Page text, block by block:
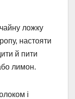
ложку
настояти
й пити
лимон.
і